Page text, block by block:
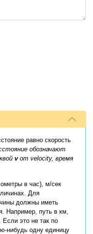
равно скорость
обозначают
vот velocity, время
в час), м/сек
Для
должны иметь
Например, путь в км,
Если это не так по
нибудь одну единицу